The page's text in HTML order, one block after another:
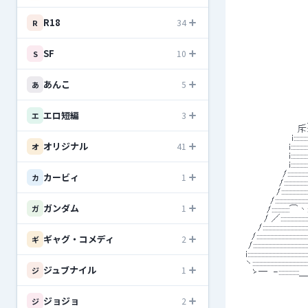
R R18 34
S SF 10
あ あんこ 5
エ エロ短編 3
オ オリジナル 41
カ カービィ 1
ガ ガンダム 1
ギ ギャグ・コメディ 2
ジ ジュブナイル 1
ジ ジョジョ 2
〃/::::/
〃/::/
/ |::::/
/〃
|〃ヾ
/
／　〆::ゝ
´フ
／::::,′／::::::::
／
／
／
斥::::::::￣::::＼
i:::::::::::::::::::::::::::::::
/
/
/
/
/:::::::::::::⌒丶
/ ／
/
/
/
ヽ
ゝ―　-:::::::::::::::＿
＼　
ゝ_